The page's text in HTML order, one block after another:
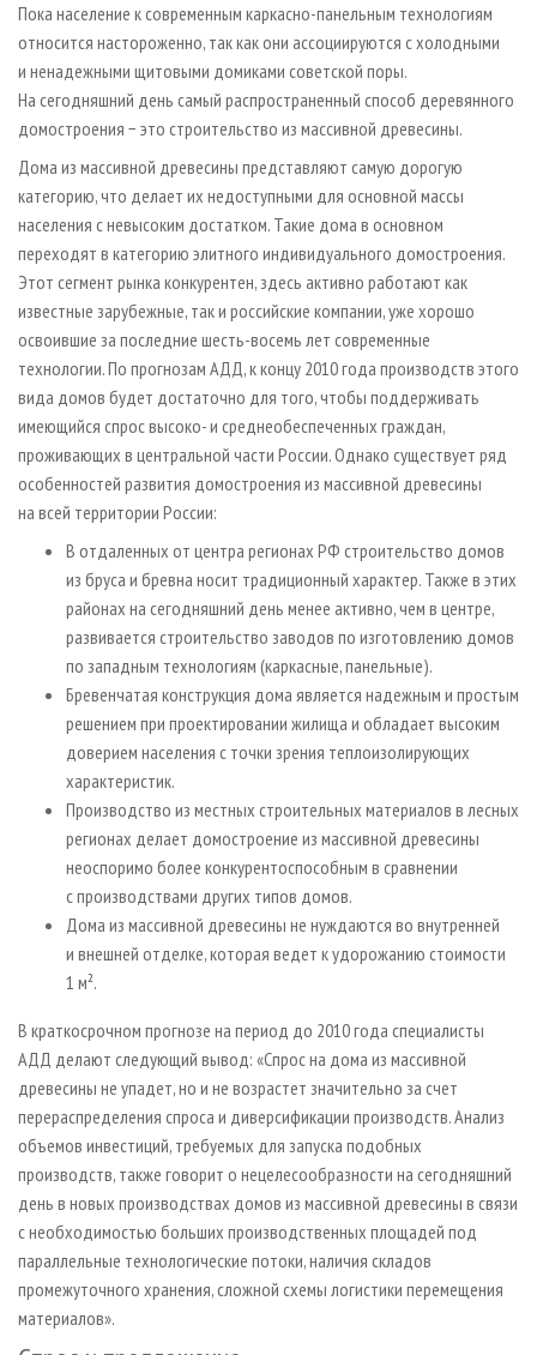
Пока население к современным каркасно-панельным технологиям
относится настороженно, так как они ассоциируются с холодными
и ненадежными щитовыми домиками советской поры.
На сегодняшний день самый распространенный способ деревянного
домостроения − это строительство из массивной древесины.
Дома из массивной древесины представляют самую дорогую
категорию, что делает их недоступными для основной массы
населения с невысоким достатком. Такие дома в основном
переходят в категорию элитного индивидуального домостроения.
Этот сегмент рынка конкурентен, здесь активно работают как
известные зарубежные, так и российские компании, уже хорошо
освоившие за последние шесть-восемь лет современные
технологии. По прогнозам АДД, к концу 2010 года производств этого
вида домов будет достаточно для того, чтобы поддерживать
имеющийся спрос высоко- и среднеобеспеченных граждан,
проживающих в центральной части России. Однако существует ряд
особенностей развития домостроения из массивной древесины
на всей территории России:
В отдаленных от центра регионах РФ строительство домов
из бруса и бревна носит традиционный характер. Также в этих
районах на сегодняшний день менее активно, чем в центре,
развивается строительство заводов по изготовлению домов
по западным технологиям (каркасные, панельные).
Бревенчатая конструкция дома является надежным и простым
решением при проектировании жилища и обладает высоким
доверием населения с точки зрения теплоизолирующих
характеристик.
Производство из местных строительных материалов в лесных
регионах делает домостроение из массивной древесины
неоспоримо более конкурентоспособным в сравнении
с производствами других типов домов.
Дома из массивной древесины не нуждаются во внутренней
и внешней отделке, которая ведет к удорожанию стоимости
1 м².
В краткосрочном прогнозе на период до 2010 года специалисты
АДД делают следующий вывод: «Спрос на дома из массивной
древесины не упадет, но и не возрастет значительно за счет
перераспределения спроса и диверсификации производств. Анализ
объемов инвестиций, требуемых для запуска подобных
производств, также говорит о нецелесообразности на сегодняшний
день в новых производствах домов из массивной древесины в связи
с необходимостью больших производственных площадей под
параллельные технологические потоки, наличия складов
промежуточного хранения, сложной схемы логистики перемещения
материалов».